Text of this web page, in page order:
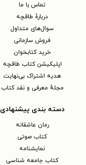
تماس با ما
دربارهٔ طاقچه
سوال‌های متداول
فروش سازمانی
خرید کتابخوان
اپلیکیشن کتاب طاقچه
هدیه اشتراک بی‌نهایت
مجلهٔ معرفی و نقد کتاب
دسته بندی پیشنهادی
رمان عاشقانه
کتاب‌ صوتی
نمایشنامه
کتاب جامعه شناسی